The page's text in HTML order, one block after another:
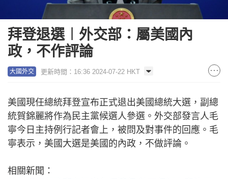
拜登退選︱外交部：屬美國內
政，不作評論
大國外交 更新時間：16:36 2024-07-22 HKT
美國現任總統拜登宣布正式退出美國總統大選，副總
統賀錦麗將作為民主黨候選人參選。外交部發言人毛
寧今日主持例行記者會上，被問及對事件的回應。毛
寧表示，美國大選是美國的內政，不做評論。
相關新聞：